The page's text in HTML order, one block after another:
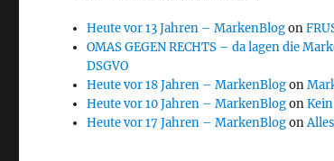
Heute vor 13 Jahren – MarkenBlogon
OMAS GEGEN RECHTS – da lagen die
DSGVO
Heute vor 18 Jahren – MarkenBlogon
Heute vor 10 Jahren – MarkenBlogon
Heute vor 17 Jahren – MarkenBlogon